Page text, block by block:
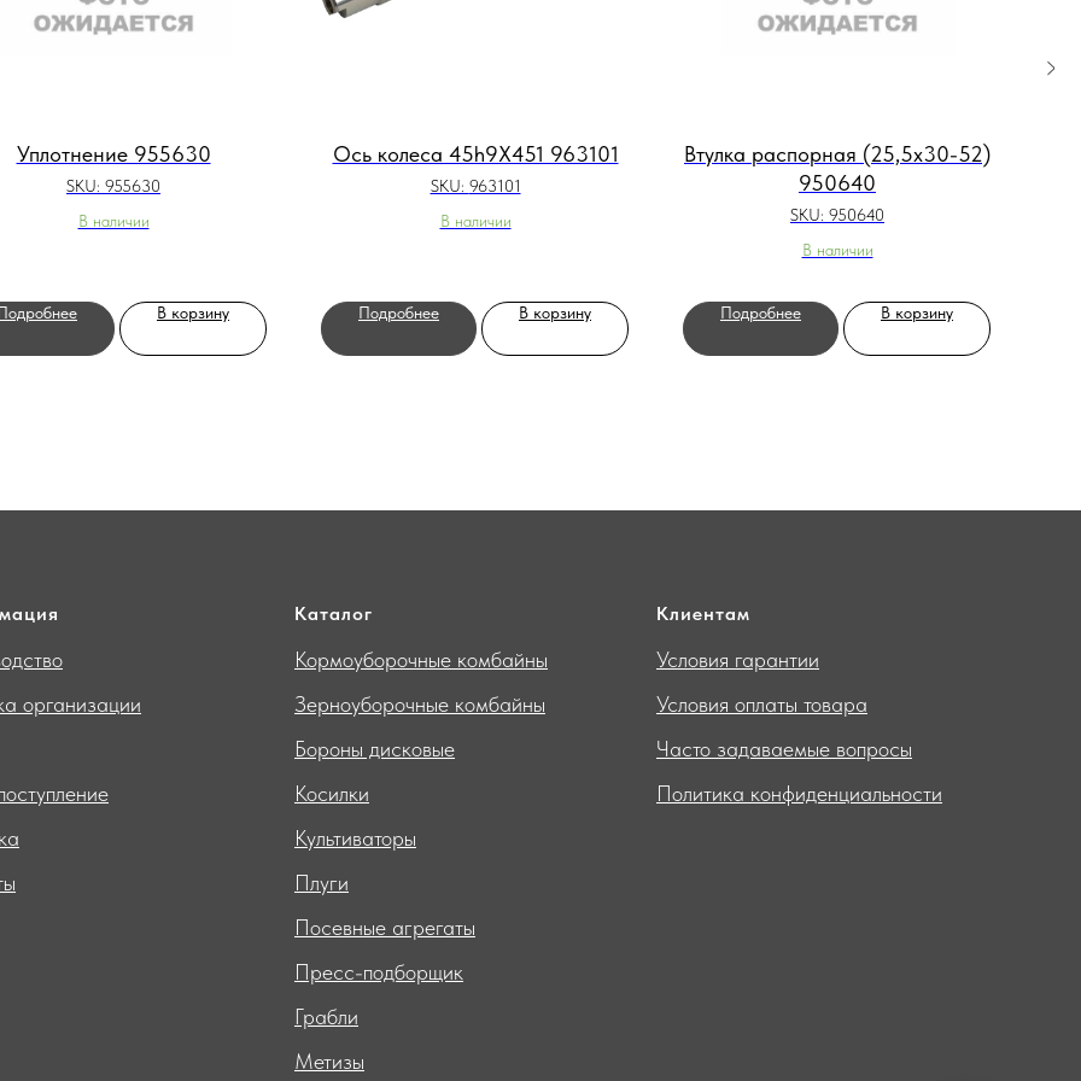
Уплотнение 955630
SKU: 955630
В наличии
В корзину
Ось колеса 45h9X451 963101
SKU: 963101
В наличии
Подробнее В корзину
Втулка распорная (25,5x30-52)
950640
SKU: 950640
В наличии
Подробнее В корзину
организации
Каталог
Кормоуборочные комбайны
Зерноуборочные комбайны
Бороны дисковые
Косилки
Культиваторы
Плуги
Посевные агрегаты
Пресс-подборщик
Грабли
Метизы
Клиентам
Условия гарантии
Условия оплаты товара
Часто задаваемые вопросы
Политика конфиденциальности